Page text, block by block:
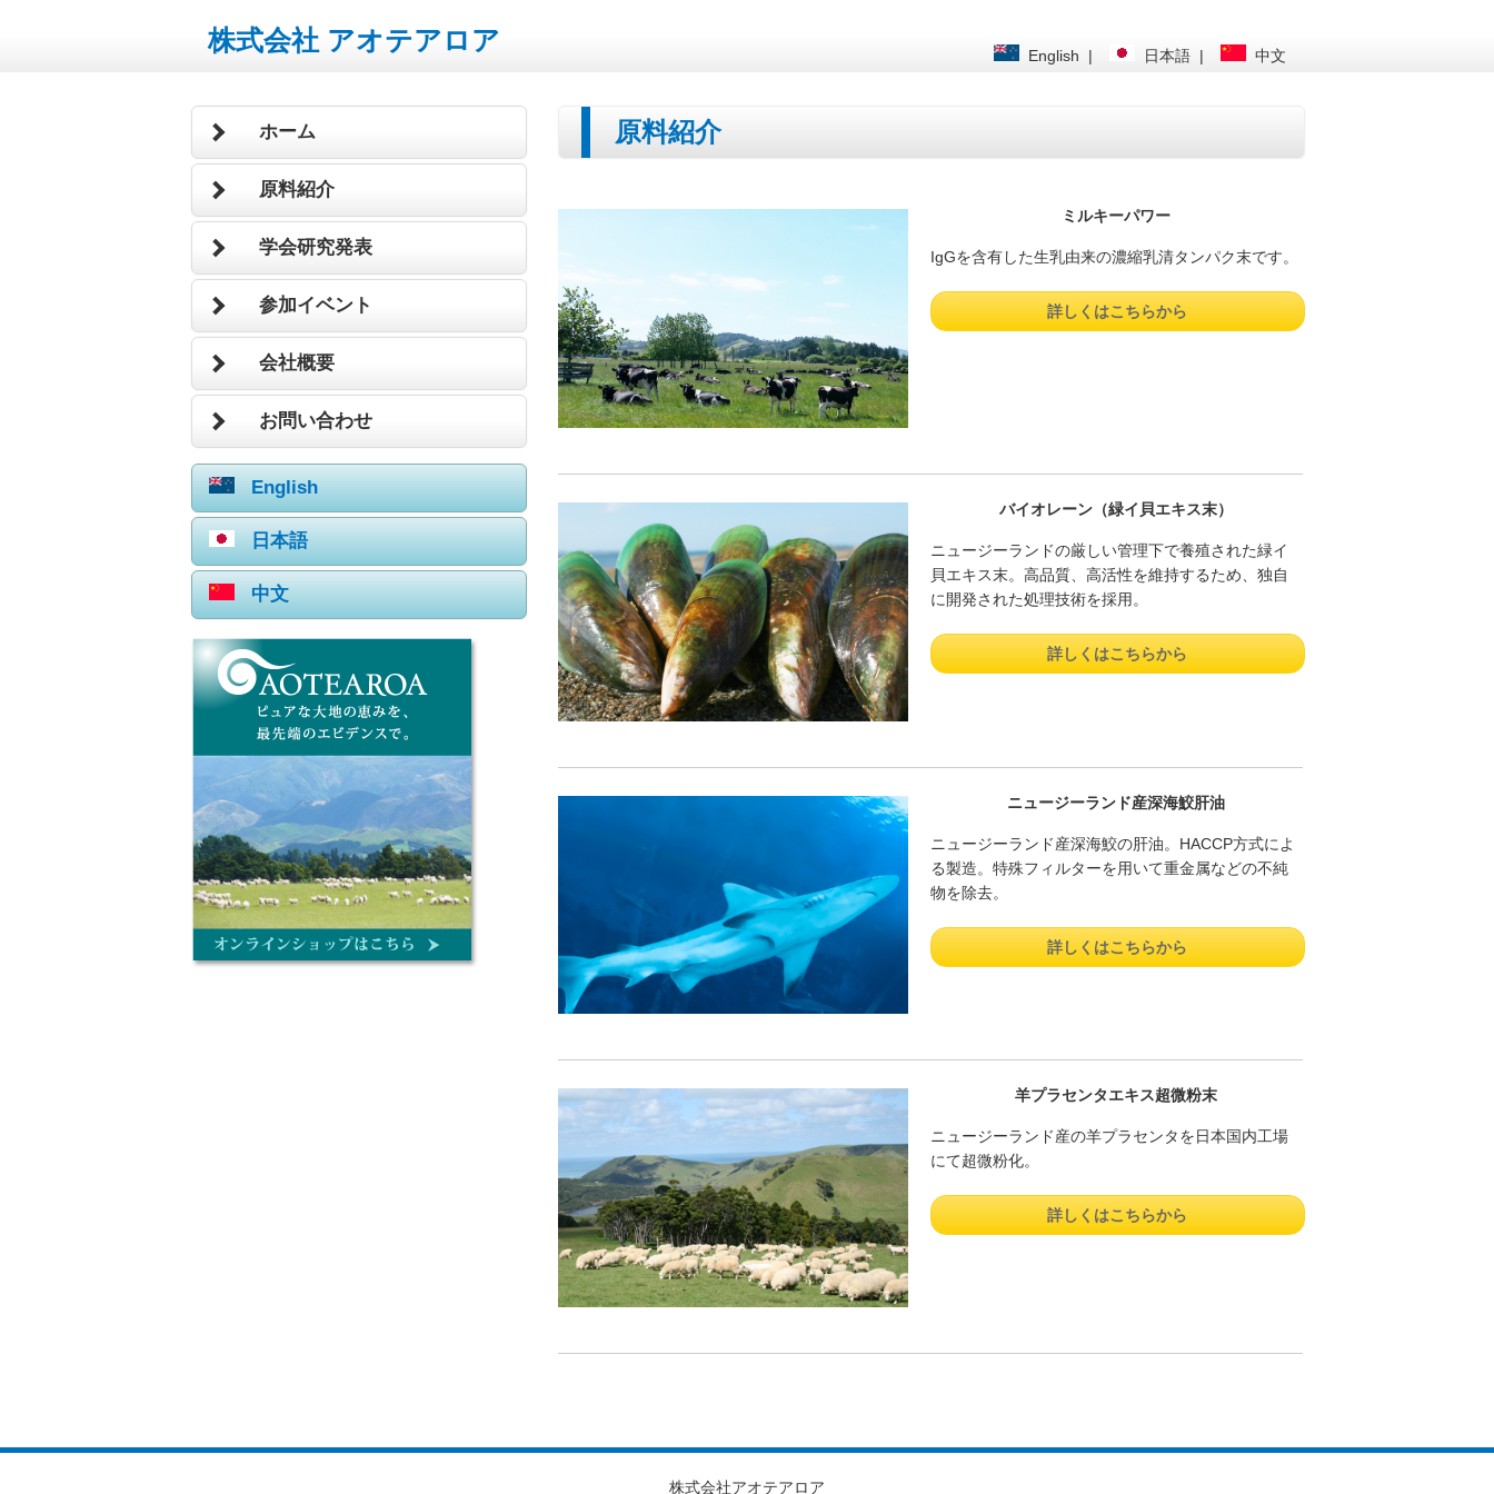
株式会社 アオテアロア English | 日本語 | 中文
ホーム
原料紹介
学会研究発表
参加イベント
会社概要
お問い合わせ
English
日本語
中文
原料紹介
ミルキーパワー
IgGを含有した生乳由来の濃縮乳清タンパク末です。
詳しくはこちらから
バイオレーン（緑イ貝エキス末）
ニュージーランドの厳しい管理下で養殖された緑イ
貝エキス末。高品質、高活性を維持するため、独自
に開発された処理技術を採用。
詳しくはこちらから
ニュージーランド産深海鮫肝油
ニュージーランド産深海鮫の肝油。HACCP方式によ
る製造。特殊フィルターを用いて重金属などの不純
物を除去。
詳しくはこちらから
羊プラセンタエキス超微粉末
ニュージーランド産の羊プラセンタを日本国内工場
にて超微粉化。
詳しくはこちらから
株式会社アオテアロア